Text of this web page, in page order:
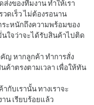
งของทีมงาน ทำให้เรา
ดเร็ว ไม่ต้องรอนาน
ระหนักถึงความพร้อมของ
ใจว่าจะได้รับสินค้าไปติด
คัญ หากลูกค้า ทำการสั่ง
ค้าตรงตามเวลา เพื่อให้ทัน
กับเรานั้น ทางเราจะ
น เรียบร้อยแล้ว